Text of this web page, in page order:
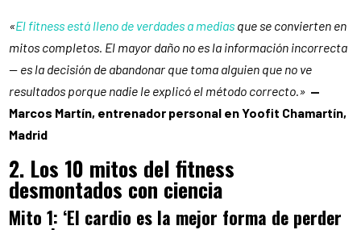
«El fitness está lleno de verdades a medias que se convierten en
mitos completos. El mayor daño no es la información incorrecta
— es la decisión de abandonar que toma alguien que no ve
resultados porque nadie le explicó el método correcto.» —
Marcos Martín, entrenador personal en Yoofit Chamartín,
Madrid
2. Los 10 mitos del fitness
desmontados con ciencia
Mito 1: ‘El cardio es la mejor forma de perder